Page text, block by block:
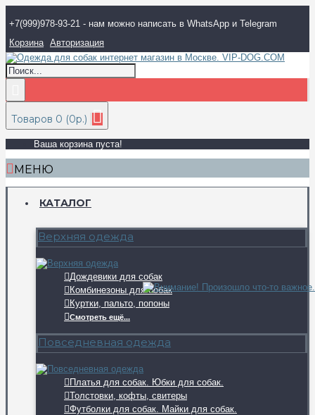
+7(999)978-93-21 - нам можно написать в WhatsApp и Telegram
Корзина Авторизация
Товаров 0 (0р.)
Ваша корзина пуста!
МЕНЮ
КАТАЛОГ
Верхняя одежда
Дождевики для собак
Комбинезоны для собак
Куртки, пальто, попоны
Смотреть ещё...
Повседневная одежда
Платья для собак. Юбки для собак.
Толстовки, кофты, свитеры
Футболки для собак. Майки для собак.